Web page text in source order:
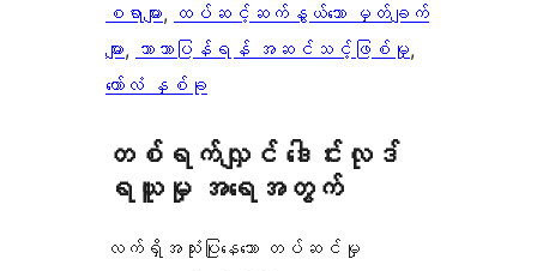
စရာများ, ထပ်ဆင့်ဆက်နွယ်သော မှတ်ချက်
များ, ဘာသာပြန်ရန် အဆင်သင့်ဖြစ်မှု
ကော်လံ နှစ်ခု
တစ်ရက်လျှင် ဒေါင်းလုဒ်
ရယူမှု အရေအတွက်
လက်ရှိအသုံးပြုနေသော တပ်ဆင်မှု